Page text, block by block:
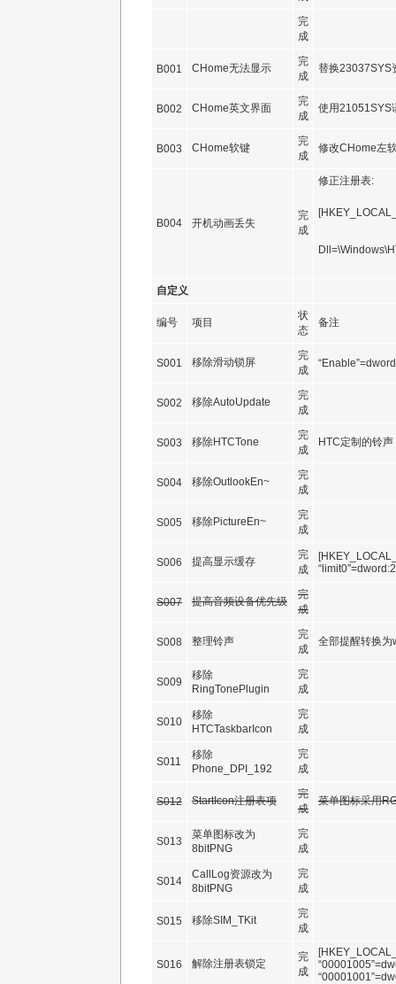
完
成
B001 CHome无法显示
完
成
替换23037SYS
B002 CHome英文界面
完
成
使用21051SYS
B003 CHome软键
完
成
修改CHome左
B004 开机动画丢失
完
成
修正注册表:
自定义
编号 项目
状
态
备注
S001 移除滑动锁屏
完
成
S002 移除AutoUpdate
完
成
S003 移除HTCTone
完
成
HTC定制的铃声
S004 移除OutlookEn~
完
成
S005 移除PictureEn~
完
成
S006 提高显示缓存
完
成
S007 提高音频设备优先级
完
成
S008 整理铃声
完
成
全部提醒转换为
S009
移除
RingTonePlugin
完
成
S010
移除
HTCTaskbarIcon
完
成
S011
移除
Phone_DPI_192
完
成
S012 StartIcon注册表项
完
成
菜单图标采用
S013
菜单图标改为
8bitPNG
完
成
S014
CallLog资源改为
8bitPNG
完
成
S015 移除SIM_TKit
完
成
S016 解除注册表锁定
完
成